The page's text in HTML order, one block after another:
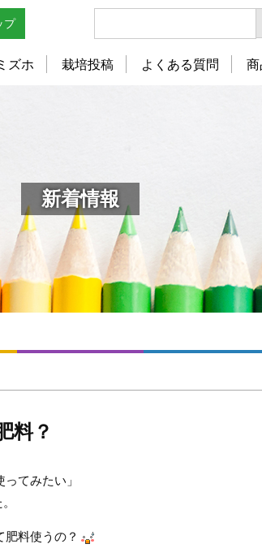
プ
ズホ 栽培投稿 よくある質問
新着情報
料？
てみたい」
料使うの？